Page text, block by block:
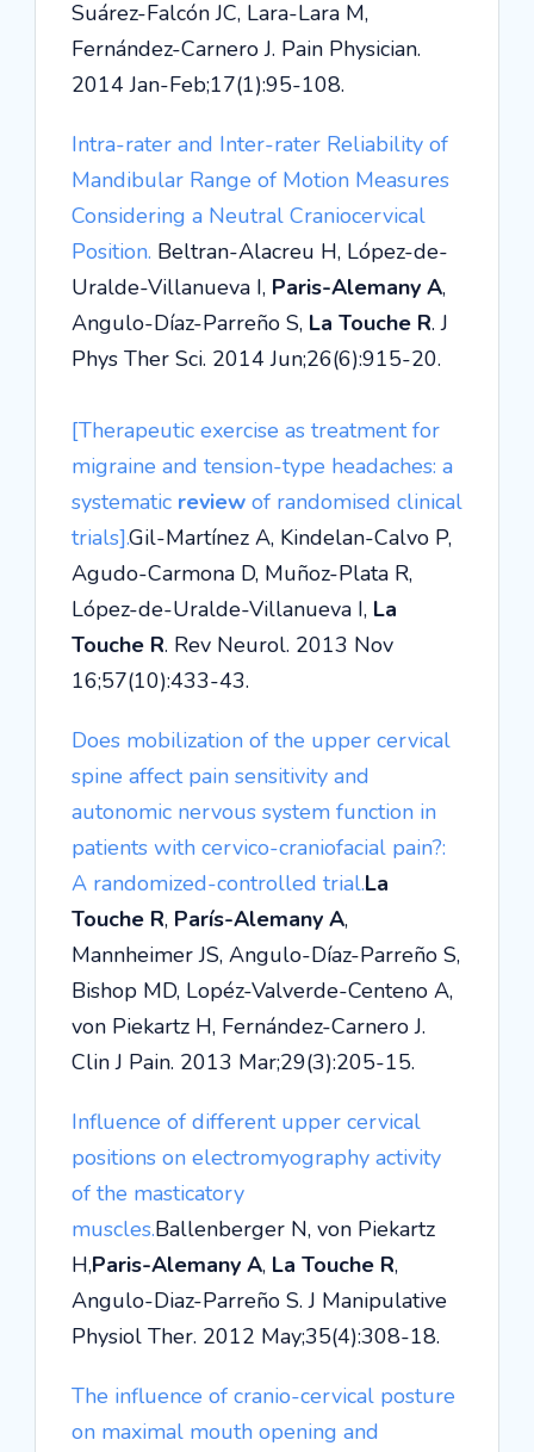
Suárez-Falcón JC, Lara-Lara M,
Fernández-Carnero J. Pain Physician.
2014 Jan-Feb;17(1):95-108.
Intra-rater and Inter-rater Reliability of
Mandibular Range of Motion Measures
Considering a Neutral Craniocervical
Position. Beltran-Alacreu H, López-de-
Uralde-Villanueva I, Paris-Alemany A,
Angulo-Díaz-Parreño S, La Touche R. J
Phys Ther Sci. 2014 Jun;26(6):915-20.
[Therapeutic exercise as treatment for
migraine and tension-type headaches: a
systematic review of randomised clinical
trials].Gil-Martínez A, Kindelan-Calvo P,
Agudo-Carmona D, Muñoz-Plata R,
López-de-Uralde-Villanueva I, La
Touche R. Rev Neurol. 2013 Nov
16;57(10):433-43.
Does mobilization of the upper cervical
spine affect pain sensitivity and
autonomic nervous system function in
patients with cervico-craniofacial pain?:
A randomized-controlled trial.La
Touche R, París-Alemany A,
Mannheimer JS, Angulo-Díaz-Parreño S,
Bishop MD, Lopéz-Valverde-Centeno A,
von Piekartz H, Fernández-Carnero J.
Clin J Pain. 2013 Mar;29(3):205-15.
Influence of different upper cervical
positions on electromyography activity
of the masticatory
muscles.Ballenberger N, von Piekartz
H,Paris-Alemany A, La Touche R,
Angulo-Diaz-Parreño S. J Manipulative
Physiol Ther. 2012 May;35(4):308-18.
The influence of cranio-cervical posture
on maximal mouth opening and